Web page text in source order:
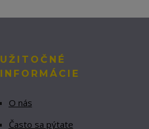
UŽITOČNÉ
INFORMÁCIE
O nás
Často sa pýtate